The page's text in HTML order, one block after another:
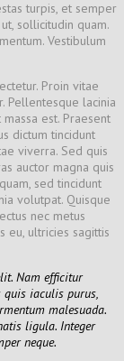
turpis, et semper
sollicitudin quam.
Vestibulum
Proin vitae
Pellentesque lacinia
est. Praesent
dictum tincidunt
viverra. Sed quis
auctor magna quis
sed tincidunt
volutpat. Quisque
nec metus
eu, ultricies sagittis
Nam efficitur
iaculis purus,
malesuada.
ligula. Integer
neque.